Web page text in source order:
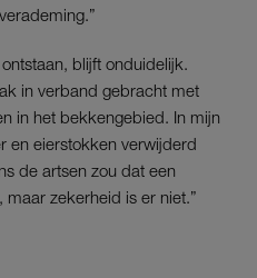
blijft onduidelijk.
in verband gebracht met
in het bekkengebied. In mijn
en eierstokken verwijderd
de artsen zou dat een
zekerheid is er niet.”